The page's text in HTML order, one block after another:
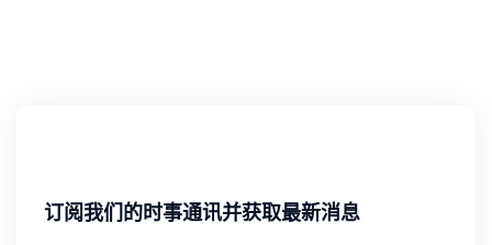
订阅我们的时事通讯并获取最新消息